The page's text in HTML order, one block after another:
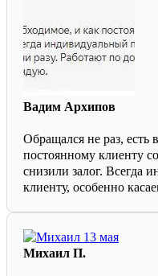
Вадим Архипов
Обращался не раз, есть
постоянному клиенту
снизили залог. Всегда
клиенту, особенно
Михаил П.